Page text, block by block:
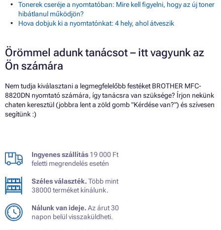
Tonerek cseréje a nyomtatóban: Mire kell figyelni, hogy az új toner
hibátlanul működjön?
Hova dobjuk ki a nyomtatónkat: 4 hely, ahol átveszik
Örömmel adunk tanácsot – itt vagyunk az
Ön számára
Nem tudja kiválasztani a legmegfelelőbb festéket BROTHER MFC-
8820DN nyomtató számára, így tanácsra van szüksége? Írjon nekünk
chaten keresztül (jobbra lent a zöld gomb "Kérdése van?") és szívesen
segítünk :)
Ingyenes szállítás 19 000 Ft
feletti megrendelés esetén
Széles választék.Több mint
38000 terméket kínálunk.
Nálunk van ideje.Az árut 30
napon belül visszaküldheti.